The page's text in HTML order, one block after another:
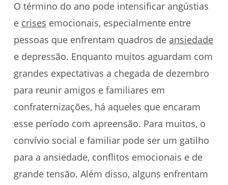
O término do ano pode intensificar angústias
e crises emocionais, especialmente entre
pessoas que enfrentam quadros de ansiedade
e depressão. Enquanto muitos aguardam com
grandes expectativas a chegada de dezembro
para reunir amigos e familiares em
confraternizações, há aqueles que encaram
esse período com apreensão. Para muitos, o
convívio social e familiar pode ser um gatilho
para a ansiedade, conflitos emocionais e de
grande tensão. Além disso, alguns enfrentam